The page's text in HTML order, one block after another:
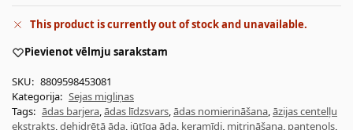
This product is currently out of stock and unavailable.
Pievienot vēlmju sarakstam
SKU: 8809598453081
Kategorija: Sejas migliņas
Tags: ādas barjera,ādas līdzsvars,ādas nomierināšana,āzijas centelļu
ekstrakts,dehidrētā āda, jūtīga āda, keramīdi, mitrināšana, pantenols,